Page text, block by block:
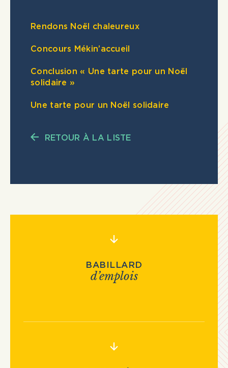
Rendons Noël chaleureux
Concours Mékin’accueil
Conclusion « Une tarte pour un Noël
solidaire »
Une tarte pour un Noël solidaire
RETOUR À LA LISTE
BABILLARD
d’emplois